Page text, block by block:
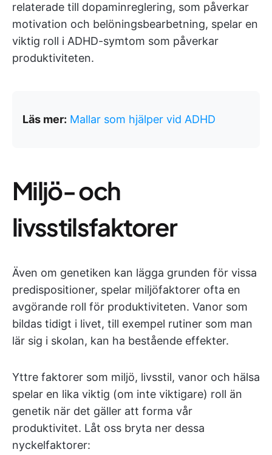
relaterade till dopaminreglering, som påverkar
motivation och belöningsbearbetning, spelar en
viktig roll i ADHD-symtom som påverkar
produktiviteten.
Läs mer: Mallar som hjälper vid ADHD
Miljö- och
livsstilsfaktorer
Även om genetiken kan lägga grunden för vissa
predispositioner, spelar miljöfaktorer ofta en
avgörande roll för produktiviteten. Vanor som
bildas tidigt i livet, till exempel rutiner som man
lär sig i skolan, kan ha bestående effekter.
Yttre faktorer som miljö, livsstil, vanor och hälsa
spelar en lika viktig (om inte viktigare) roll än
genetik när det gäller att forma vår
produktivitet. Låt oss bryta ner dessa
nyckelfaktorer: